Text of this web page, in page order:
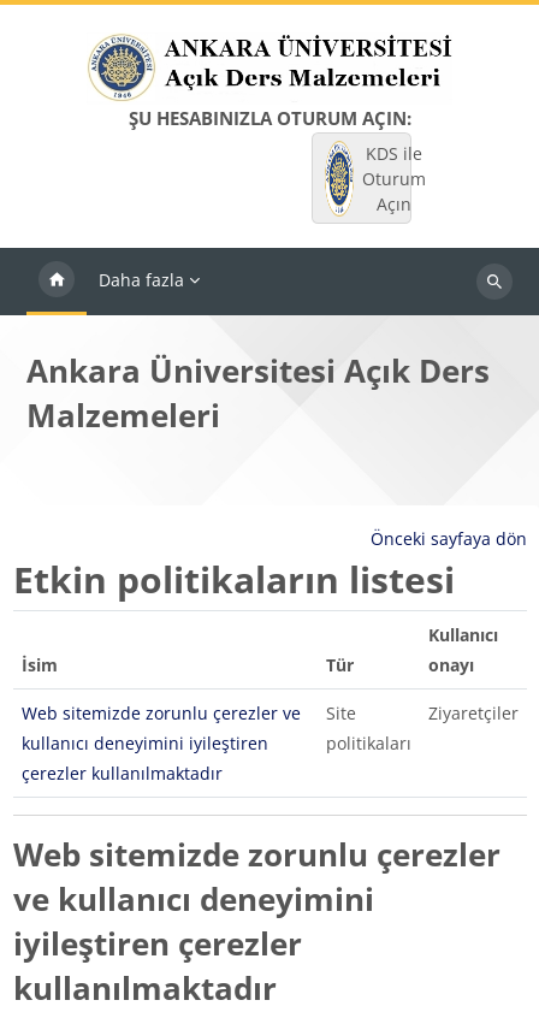
ŞU HESABINIZLA OTURUM AÇIN:
KDS ile
Oturum
Açın
Daha fazla
Dersleri
Ankara Üniversitesi Açık Ders
Malzemeleri
Önceki sayfaya dön
Etkin politikaların listesi
İsim Tür
Kullanıcı
onayı
Web sitemizde zorunlu çerezler ve
kullanıcı deneyimini iyileştiren
çerezler kullanılmaktadır
Site
politikaları
Ziyaretçiler
Web sitemizde zorunlu çerezler
ve kullanıcı deneyimini
iyileştiren çerezler
kullanılmaktadır